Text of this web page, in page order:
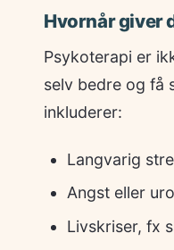
Hvornår giver
Psykoterapi er
selv bedre og få
inkluderer:
Langvarig
Angst eller
Livskriser, fx